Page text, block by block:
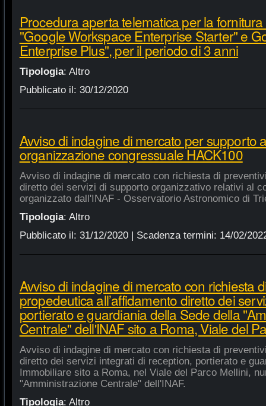
Procedura aperta telematica per la
"Google Workspace Enterprise Starter" e
Enterprise Plus", per il periodo di 3 anni
Tipologia: Altro
Pubblicato il: 30/12/2020
Avviso di indagine di mercato per supporto
organizzazione congressuale HACK100
Avviso di indagine di mercato con richiesta di
diretto dei servizi di supporto organizzativo relativi al
organizzato dall'INAF - Osservatorio Astronomico di
Tipologia: Altro
Pubblicato il: 31/12/2020| Scadenza termini: 14/02/
Avviso di indagine di mercato con richiesta
propedeutica all’affidamento diretto dei
portierato e guardiania della Sede della
Centrale" dell'INAF sito a Roma, Viale del
Avviso di indagine di mercato con richiesta di
diretto dei servizi integrati di reception, portierato e
Immobiliare sito a Roma, nel Viale del Parco Mellini,
"Amministrazione Centrale" dell'INAF.
Tipologia: Altro